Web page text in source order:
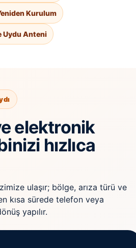
Kurulum
Uydu Anteni
elektronik
hızlıca
ulaşır; bölge, arıza türü ve
kısa sürede telefon veya
yapılır.